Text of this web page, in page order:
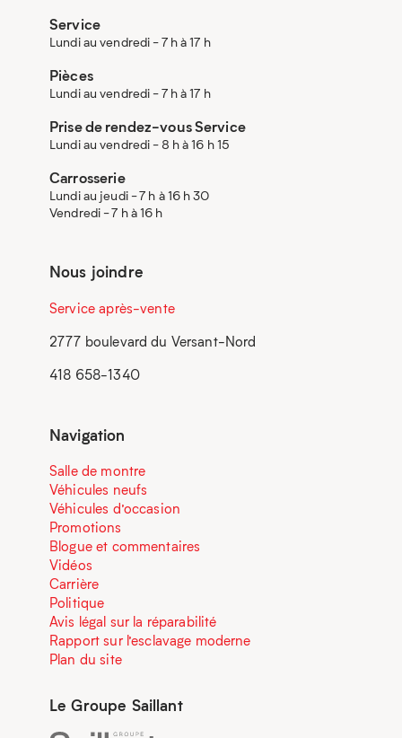
Service
Lundi au vendredi - 7 h à 17 h
Pièces
Lundi au vendredi - 7 h à 17 h
Prise de rendez-vous Service
Lundi au vendredi - 8 h à 16 h 15
Carrosserie
Lundi au jeudi - 7 h à 16 h 30
Vendredi - 7 h à 16 h
Nous joindre
Service après-vente
2777 boulevard du Versant-Nord
418 658-1340
Navigation
Salle de montre
Véhicules neufs
Véhicules d’occasion
Promotions
Blogue et commentaires
Vidéos
Carrière
Politique
Avis légal sur la réparabilité
Rapport sur l’esclavage moderne
Plan du site
Le Groupe Saillant